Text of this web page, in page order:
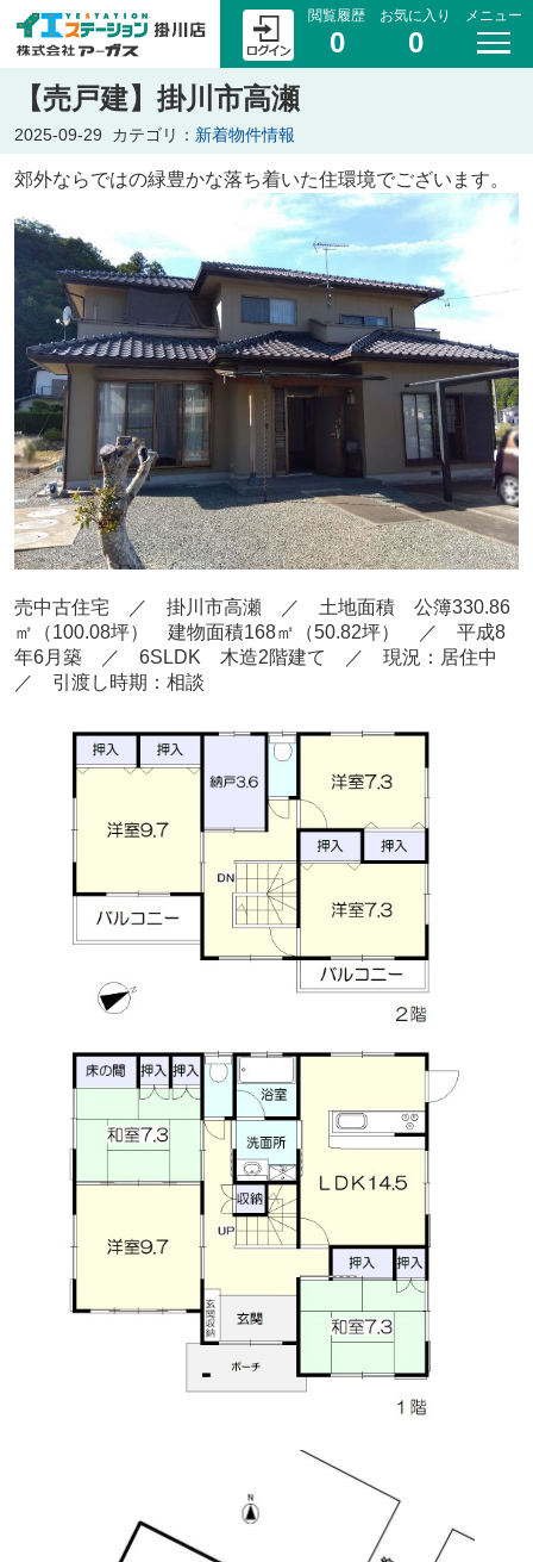
閲覧履歴
0
お気に入り
0
メニュー
【売戸建】掛川市高瀬
2025-09-29 カテゴリ： 新着物件情報
郊外ならではの緑豊かな落ち着いた住環境でございます。
売中古住宅 ／ 掛川市高瀬
／ 土地面積 公簿330.86
㎡
（100.08坪） 建物面積168㎡（50.82坪） ／ 平成8
年6月 築 ／ 6SLDK 木造2階建て
／ 現況：居住中
／ 引渡し時期：相談